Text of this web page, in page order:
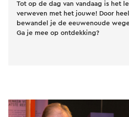
Tot op de dag van vandaag is het
verweven met het jouwe! Door
bewandel je de eeuwenoude
Ga je mee op ontdekking?